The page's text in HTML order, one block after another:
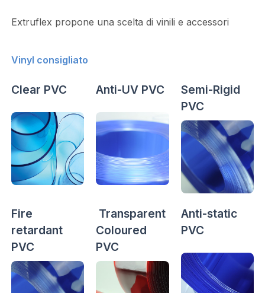
Extruflex propone una scelta di vinili e accessori
Vinyl consigliato
Clear PVC Anti-UV PVC
Semi-Rigid
PVC
Fire
retardant
PVC
Transparent
Coloured
PVC
Anti-static
PVC